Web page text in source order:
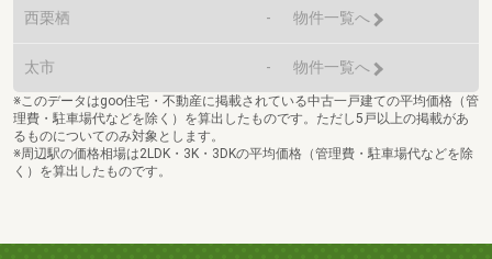
西栗栖 - 物件一覧へ
太市 - 物件一覧へ
※このデータはgoo住宅・不動産に掲載されている中古一戸建ての平均価格（管
理費・駐車場代などを除く）を算出したものです。ただし5戸以上の掲載があ
るものについてのみ対象とします。
※周辺駅の価格相場は2LDK・3K・3DKの平均価格（管理費・駐車場代などを除
く）を算出したものです。